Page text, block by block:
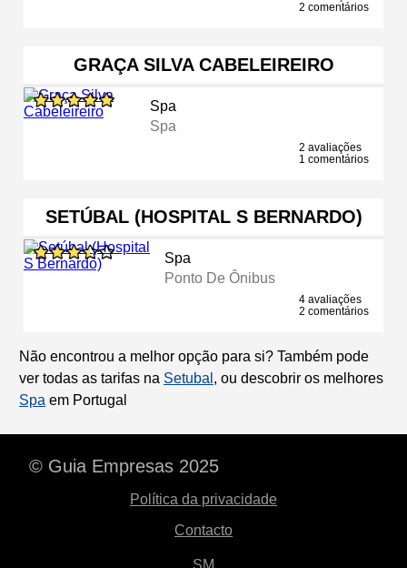
2 comentários
GRAÇA SILVA CABELEIREIRO
Spa
Spa
2 avaliações
1 comentários
SETÚBAL (HOSPITAL S BERNARDO)
Spa
Ponto De Ônibus
4 avaliações
2 comentários
Não encontrou a melhor opção para si? Também pode
ver todas as tarifas na Setubal , ou descobrir os melhores
Spa em Portugal
© Guia Empresas 2025
Política da privacidade
Contacto
SM